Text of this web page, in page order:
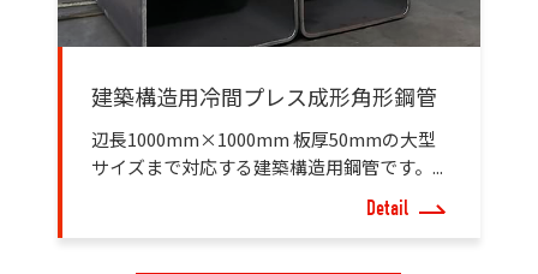
建築構造用冷間プレス成形角形鋼管
辺長1000mm×1000mm 板厚50mmの大型
サイズまで対応する建築構造用鋼管です。...
Detail